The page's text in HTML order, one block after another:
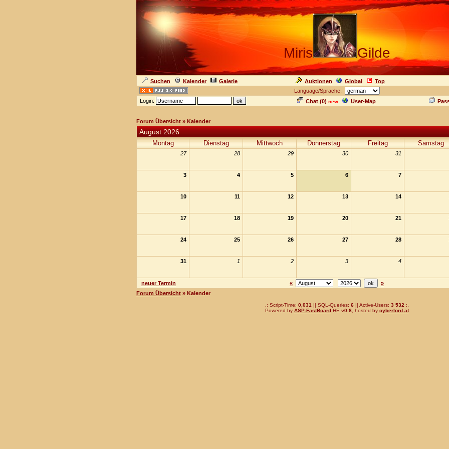
Miris Gilde
Suchen Kalender Galerie Auktionen Global Top
Language/Sprache:
Login:
Chat (0) new User-Map
Forum Übersicht » Kalender
August 2026
Montag Dienstag Mittwoch Donnerstag Freitag Samstag
27 28 29 30 31
3 4 5 6 7
10 11 12 13 14
17 18 19 20 21
24 25 26 27 28
31 1 2 3 4
neuer Termin «
»
Forum Übersicht » Kalender
.: Script-Time: 0,031 || SQL-Queries: 6|| Active-Users: 3 532 :.
Powered by ASP-FastBoardHE v0.8, hosted by cyberlord.at